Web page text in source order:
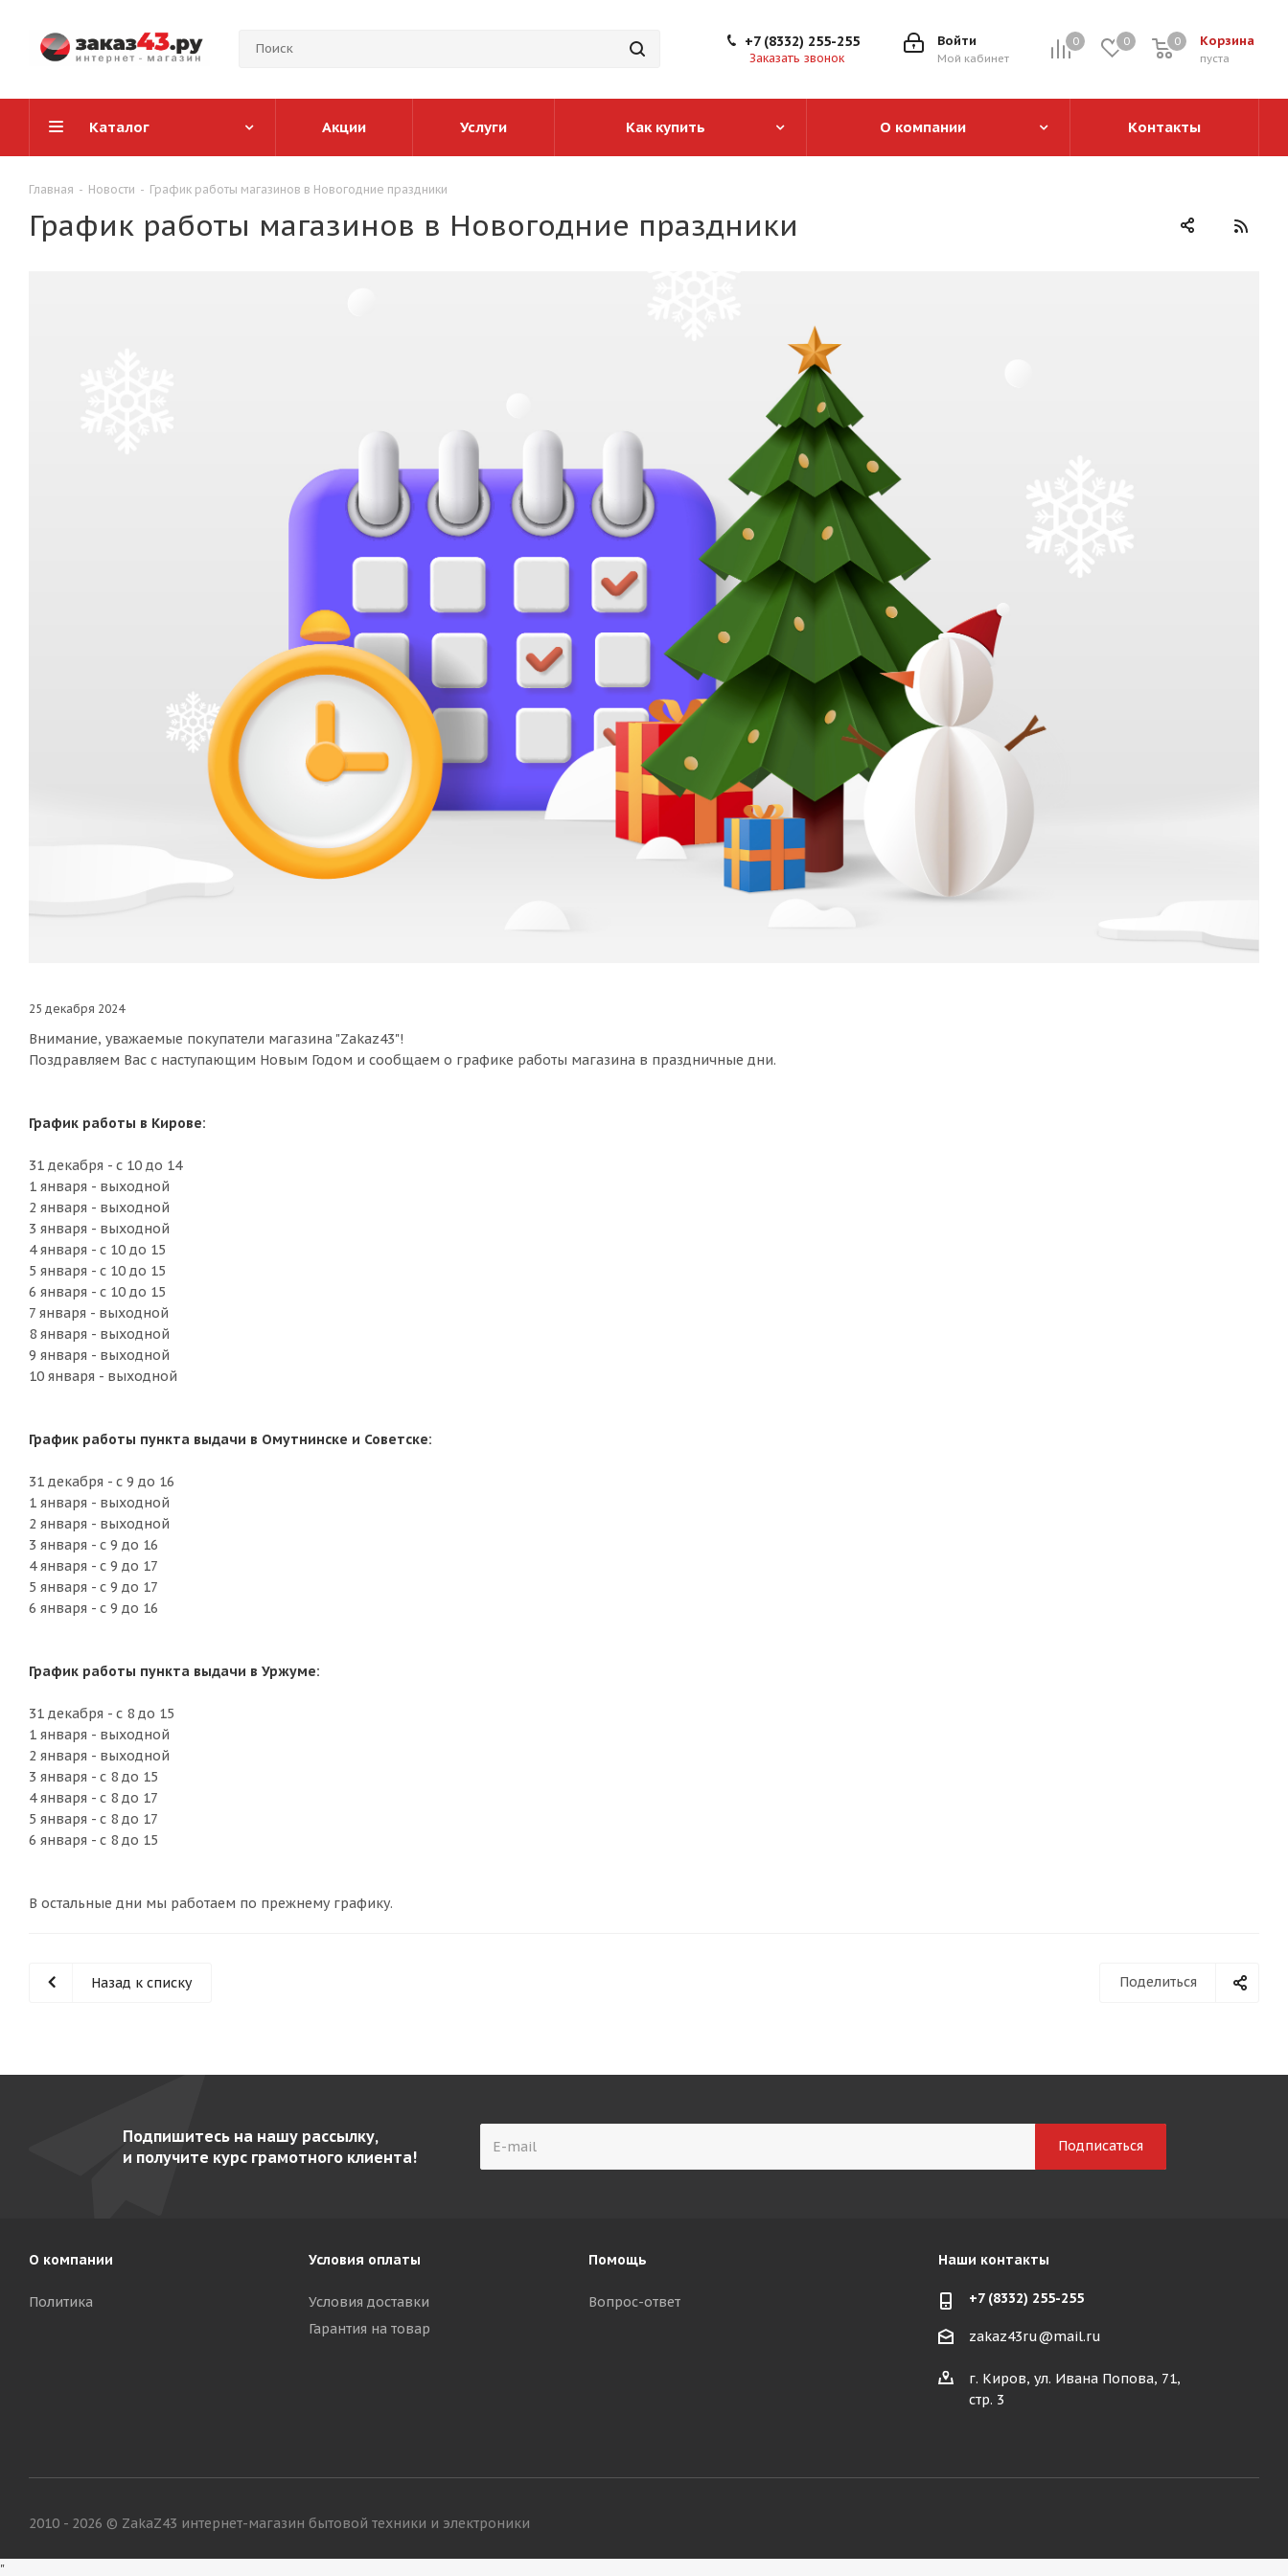
0 0 Корзина
0
пуста
0
Войти
Мой кабинет
+7 (8332) 255-255
Заказать звонок
Каталог Акции Услуги Как купить О компании Контакты
Главная - Новости - График работы магазинов в Новогодние праздники
График работы магазинов в Новогодние праздники
25 декабря 2024
Внимание, уважаемые покупатели магазина "Zakaz43"!
Поздравляем Вас с наступающим Новым Годом и сообщаем о графике работы магазина в праздничные дни.
График работы в Кирове:
31 декабря - с 10 до 14
1 января - выходной
2 января - выходной
3 января - выходной
4 января - с 10 до 15
5 января - с 10 до 15
6 января - с 10 до 15
7 января - выходной
8 января - выходной
9 января - выходной
10 января - выходной
График работы пункта выдачи в Омутнинске и Советске:
31 декабря - с 9 до 16
1 января - выходной
2 января - выходной
3 января - с 9 до 16
4 января - с 9 до 17
5 января - с 9 до 17
6 января - с 9 до 16
График работы пункта выдачи в Уржуме:
31 декабря - с 8 до 15
1 января - выходной
2 января - выходной
3 января - с 8 до 15
4 января - с 8 до 17
5 января - с 8 до 17
6 января - с 8 до 15
В остальные дни мы работаем по прежнему графику.
Поделиться
Назад к списку
Подпишитесь на нашу рассылку,
и получите курс грамотного клиента!
О компании
Политика
Условия оплаты
Условия доставки
Гарантия на товар
Помощь
Вопрос-ответ
Наши контакты
+7 (8332) 255-255
zakaz43ru@mail.ru
г. Киров, ул. Ивана Попова, 71,
стр. 3
2010 - 2026 © ZakaZ43 интернет-магазин бытовой техники и электроники
"